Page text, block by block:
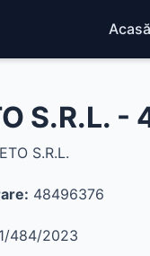
Acasă
S.R.L.
S.R.L.
48496376
484/2023